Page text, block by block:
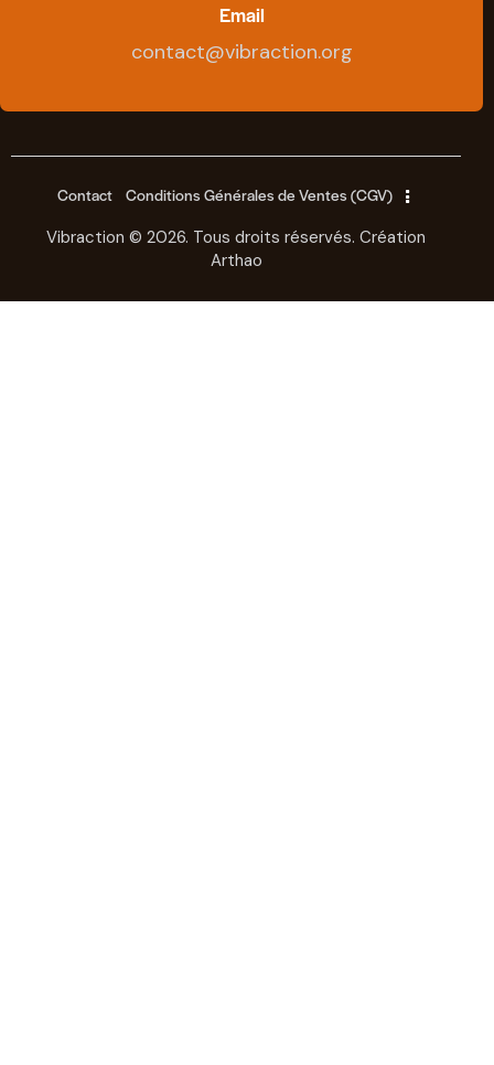
Email
contact@vibraction.org
Contact
Conditions Générales de Ventes (CGV)
Vibraction © 2026. Tous droits réservés. Création
Arthao